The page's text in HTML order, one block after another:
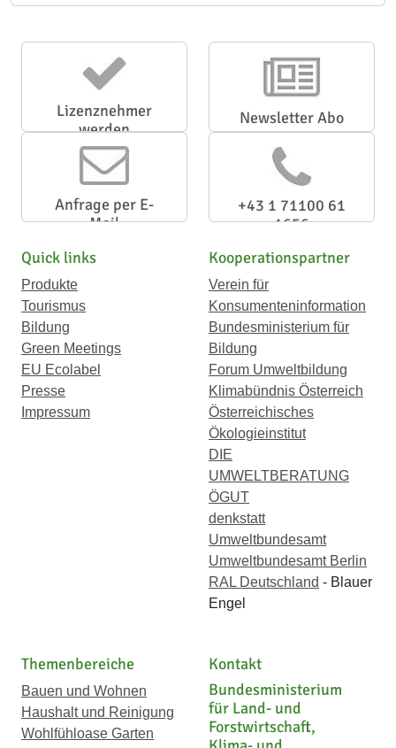
Lizenznehmer
werden
Newsletter Abo
Anfrage per E-
Mail
+43 1 71100 61
1656
Quick links
Produkte
Tourismus
Bildung
Green Meetings
EU Ecolabel
Presse
Impressum
Kooperationspartner
Verein für
Konsumenteninformation
Bundesministerium für
Bildung
Forum Umweltbildung
Klimabündnis Österreich
Österreichisches
Ökologieinstitut
DIE
UMWELTBERATUNG
ÖGUT
denkstatt
Umweltbundesamt
Umweltbundesamt Berlin
RAL Deutschland - Blauer
Engel
Themenbereiche
Bauen und Wohnen
Haushalt und Reinigung
Wohlfühloase Garten
Kontakt
Bundesministerium
für Land- und
Forstwirtschaft,